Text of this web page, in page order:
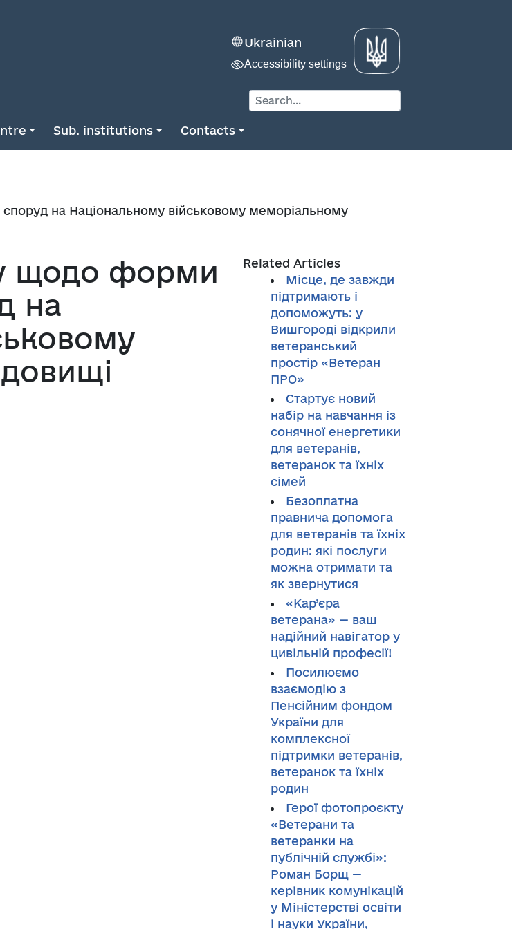
Ukrainian
Accessibility settings
Sub. institutions Contacts
на Національному військовому меморіальному
щодо форми
на
Related Articles
Місце, де завжди
підтримають і
допоможуть: у
Вишгороді відкрили
ветеранський
простір «Ветеран
ПРО»
Стартує новий
набір на навчання із
сонячної енергетики
для ветеранів,
ветеранок та їхніх
сімей
Безоплатна
правнича допомога
для ветеранів та їхніх
родин: які послуги
можна отримати та
як звернутися
«Кар’єра
ветерана» — ваш
надійний навігатор у
цивільній професії!
Посилюємо
взаємодію з
Пенсійним фондом
України для
комплексної
підтримки ветеранів,
ветеранок та їхніх
родин
Герої фотопроєкту
«Ветерани та
ветеранки на
публічній службі»:
Роман Борщ —
керівник комунікацій
у Міністерстві освіти
і науки України,